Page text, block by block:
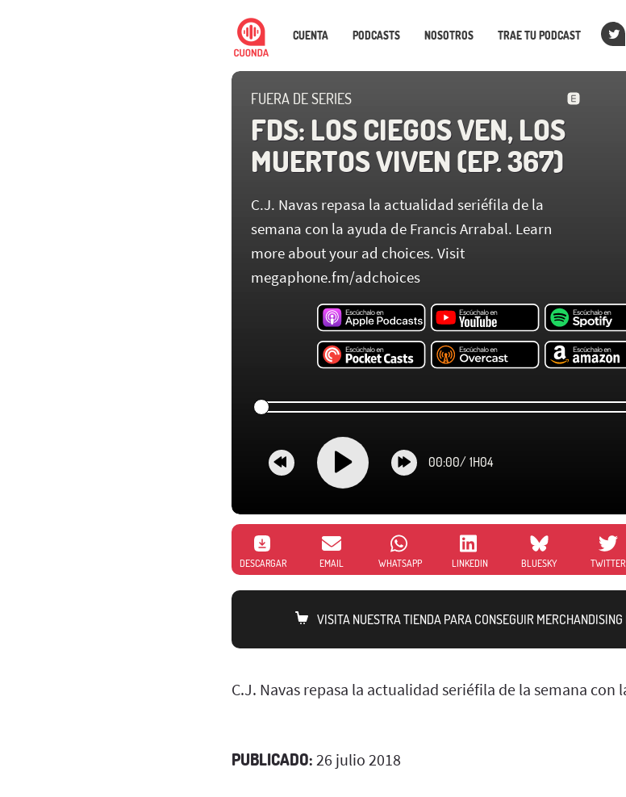
CUENTA PODCASTS NOSOTROS TRAE TU PODCAST
FUERA DE SERIES
FDS: LOS CIEGOS VEN, LOS
MUERTOS VIVEN (EP. 367)
C.J. Navas repasa la actualidad seriéfila de la
semana con la ayuda de Francis Arrabal. Learn
more about your ad choices. Visit
megaphone.fm/adchoices
00:00/ 1H04
DESCARGAR EMAIL WHATSAPP LINKEDIN BLUESKY TWITTER
VISITA NUESTRA TIENDA PARA CONSEGUIR
C.J. Navas repasa la actualidad seriéfila de la semana con
PUBLICADO: 26 julio 2018